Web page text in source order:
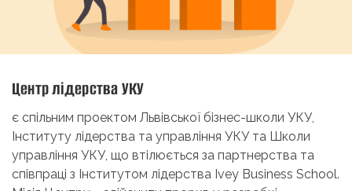
Центр лідерства УКУ
є спільним проектом Львівської бізнес-школи УКУ,
Інституту лідерства та управління УКУ та Школи
управління УКУ, що втілюється за партнерства та
співпраці з Інститутом лідерства Ivey Business School.